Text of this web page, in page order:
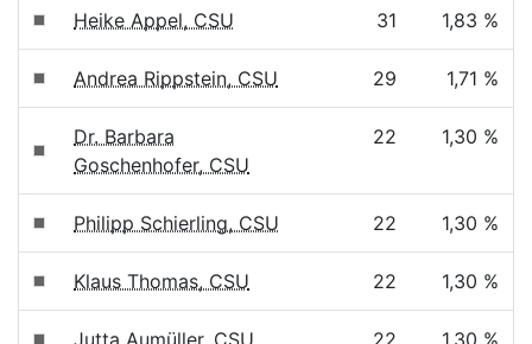
Heike Appel, CSU 31 1,83 %
Andrea Rippstein, CSU 29 1,71 %
Dr. Barbara
Goschenhofer, CSU
22 1,30 %
Philipp Schierling, CSU 22 1,30 %
Klaus Thomas, CSU 22 1,30 %
Jutta Aumüller, CSU 22 1,30 %